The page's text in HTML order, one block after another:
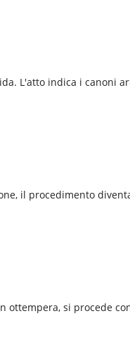
L'atto indica i canoni
il procedimento
si procede